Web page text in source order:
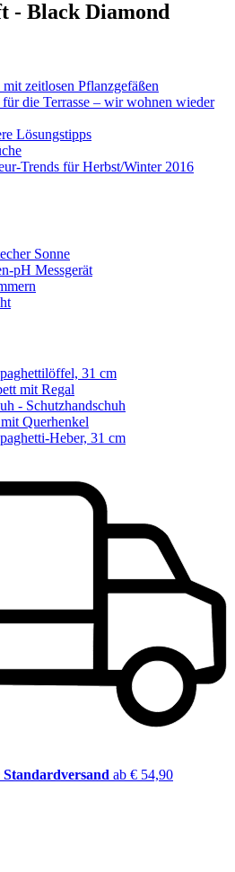
- Black Diamond
zeitlosen Pflanzgefäßen
die Terrasse – wir wohnen wieder
Lösungstipps
Trends für Herbst/Winter 2016
Sonne
pH Messgerät
31 cm
mit Regal
- Schutzhandschuh
Querhenkel
Heber, 31 cm
Standardversand ab € 54,90